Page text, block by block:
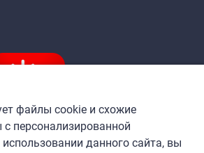
файлы cookie и схожие
с персонализированной
данного сайта, вы